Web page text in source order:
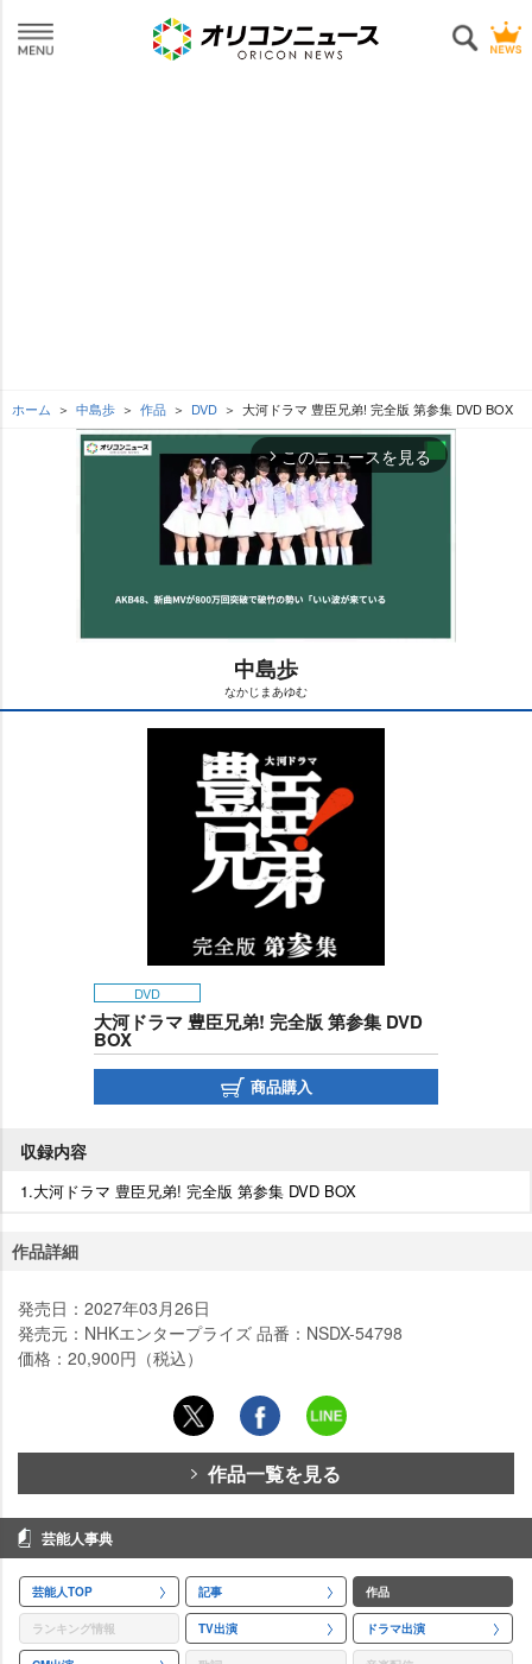
ホーム 中島歩 作品 DVD 大河ドラマ 豊臣兄弟! 完全版 第参集 DVD BOX
arrow_forward_ios このニュースを見る
M
u
中島歩
なかじまあゆむ
DVD
大河ドラマ 豊臣兄弟! 完全版 第参集 DVD
BOX
商品購入
収録内容
1.大河ドラマ 豊臣兄弟! 完全版 第参集 DVD BOX
作品詳細
発売日：2027年03月26日
発売元：NHKエンタープライズ 品番：NSDX-54798
価格：20,900円（税込）
作品一覧を見る
芸能人事典
芸能人TOP 記事 作品
ランキング情報 TV出演 ドラマ出演